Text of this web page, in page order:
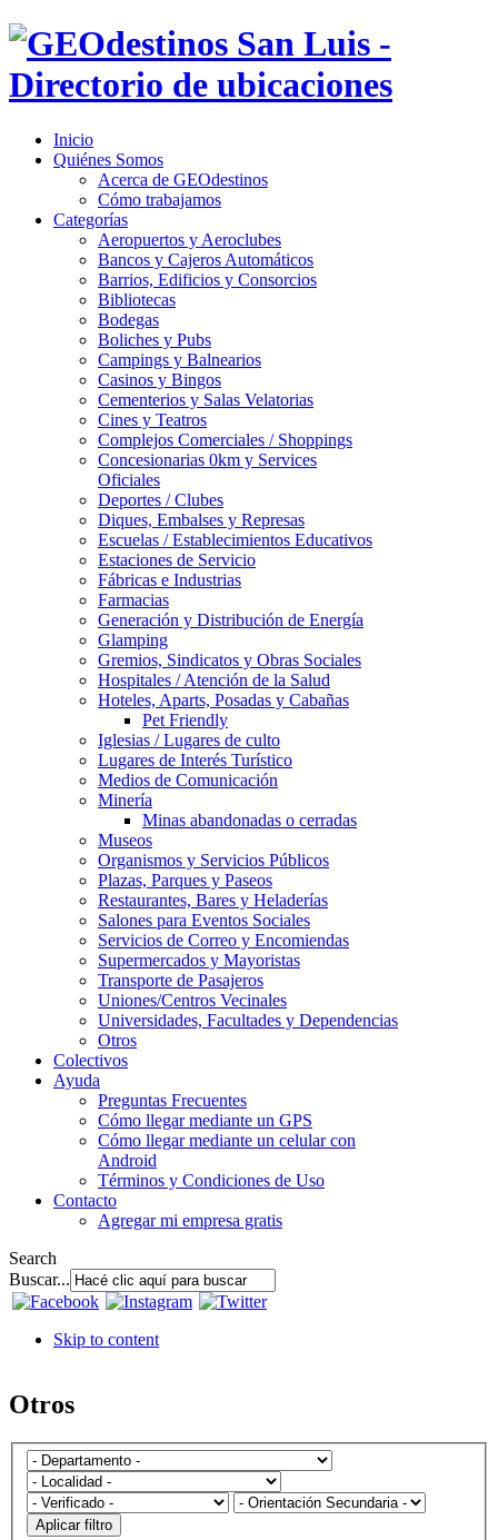
Inicio
Quiénes Somos
Acerca de GEOdestinos
Cómo trabajamos
Categorías
Aeropuertos y Aeroclubes
Bancos y Cajeros Automáticos
Barrios, Edificios y Consorcios
Bibliotecas
Bodegas
Boliches y Pubs
Campings y Balnearios
Casinos y Bingos
Cementerios y Salas Velatorias
Cines y Teatros
Complejos Comerciales / Shoppings
Concesionarias 0km y Services
Oficiales
Deportes / Clubes
Diques, Embalses y Represas
Escuelas / Establecimientos Educativos
Estaciones de Servicio
Fábricas e Industrias
Farmacias
Generación y Distribución de Energía
Glamping
Gremios, Sindicatos y Obras Sociales
Hospitales / Atención de la Salud
Hoteles, Aparts, Posadas y Cabañas
Pet Friendly
Iglesias / Lugares de culto
Lugares de Interés Turístico
Medios de Comunicación
Minería
Minas abandonadas o cerradas
Museos
Organismos y Servicios Públicos
Plazas, Parques y Paseos
Restaurantes, Bares y Heladerías
Salones para Eventos Sociales
Servicios de Correo y Encomiendas
Supermercados y Mayoristas
Transporte de Pasajeros
Uniones/Centros Vecinales
Universidades, Facultades y Dependencias
Otros
Colectivos
Ayuda
Preguntas Frecuentes
Cómo llegar mediante un GPS
Cómo llegar mediante un celular con
Android
Términos y Condiciones de Uso
Contacto
Agregar mi empresa gratis
Search
Buscar...
Skip to content
Otros
Aplicar filtro